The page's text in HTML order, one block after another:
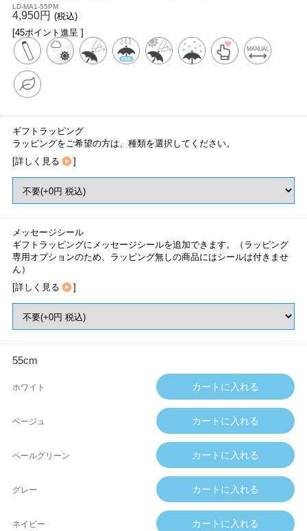
LD-MA1-55PM
4,950円 (税込)
[45ポイント進呈 ]
ギフトラッピング
ラッピングをご希望の方は、種類を選択してください。
[詳しく見る ]
メッセージシール
ギフトラッピングにメッセージシールを追加できます。（ラッピング
専用オプションのため、ラッピング無しの商品にはシールは付きませ
ん）
[詳しく見る ]
55cm
ホワイト
ベージュ
ペールグリーン
グレー
ネイビー